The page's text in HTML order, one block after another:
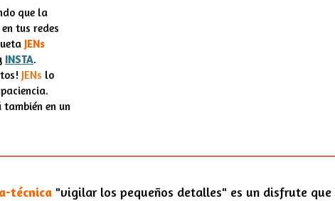
a
g
r
a
m
que la
tus redes
JENs
INSTA.
JENs lo
también en un
técnica "vigilar los pequeños detalles" es un disfrute que